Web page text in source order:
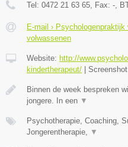
Tel: 0472 21 63 65, Fax: -,
E-mail ›
volwassenen
Website: http://
kindertherapeut/
Screenshot
Binnen de week bespreken
jongere. In een ▼
Psychotherapie, Coaching,
Jongerentherapie, ▼